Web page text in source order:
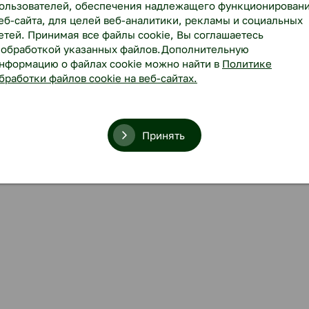
обеспечения надлежащего
сайта, для целей веб-аналитики, рекламы и социальных
Принимая все файлы cookie, Вы соглашаетесь
указанных файлов.Дополнительную
о файлах cookie можно найти в Политике
файлов cookie на веб-сайтах.
Принять